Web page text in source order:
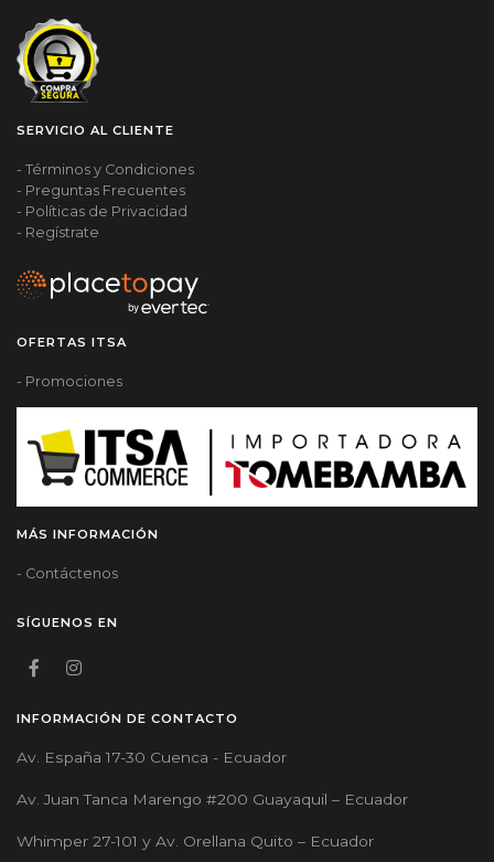
SERVICIO AL CLIENTE
- Términos y Condiciones
- Preguntas Frecuentes
- Políticas de Privacidad
- Regístrate
OFERTAS ITSA
- Promociones
MÁS INFORMACIÓN
- Contáctenos
SÍGUENOS EN
INFORMACIÓN DE CONTACTO
Av. España 17-30 Cuenca - Ecuador
Av. Juan Tanca Marengo #200 Guayaquil – Ecuador
Whimper 27-101 y Av. Orellana Quito – Ecuador